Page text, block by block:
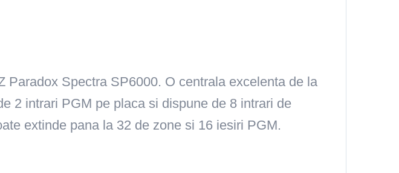
K32LCD+
quantity
Paradox Spectra SP6000. O centrala excelenta de la
2 intrari PGM pe placa si dispune de 8 intrari de
extinde pana la 32 de zone si 16 iesiri PGM.